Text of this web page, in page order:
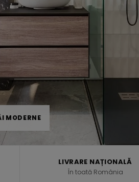
MODERNE
LIVRARE NAȚIONALĂ
În toată România